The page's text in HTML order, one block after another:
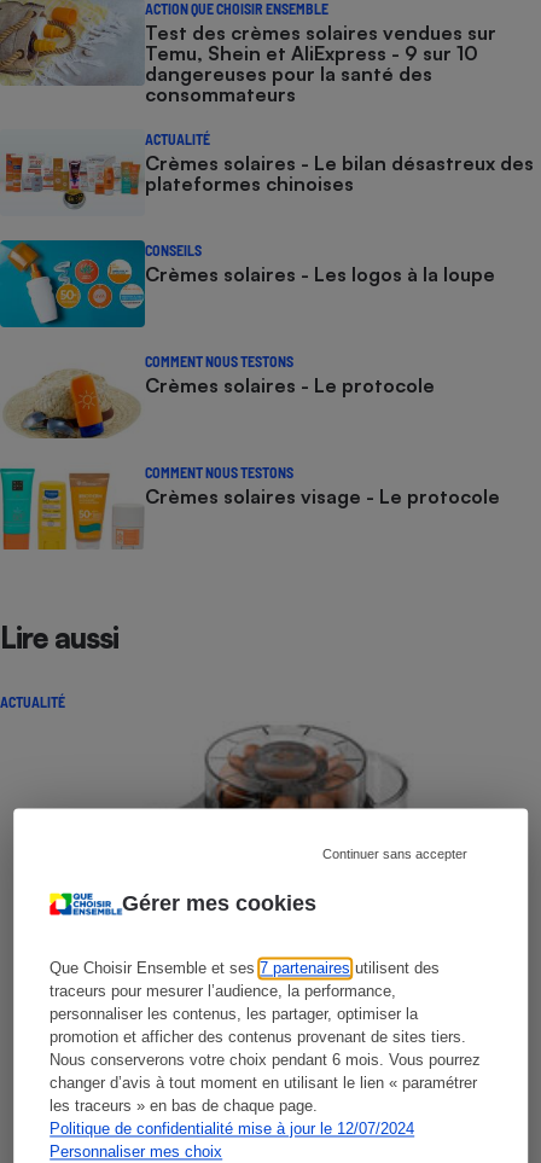
Gérer mes cookies
Que Choisir Ensemble et ses7 partenaires utilisent des
traceurs pour mesurer l’audience, la performance,
personnaliser les contenus, les partager, optimiser la
promotion et afficher des contenus provenant de sites tiers.
Nous conserverons votre choix pendant 6 mois. Vous pourrez
changer d’avis à tout moment en utilisant le lien « paramétrer
les traceurs » en bas de chaque page.
Politique de confidentialité mise à jour le 12/07/2024
Personnaliser mes choix
Continuer sans accepter
ACTION QUE CHOISIR ENSEMBLE
Test des crèmes solaires vendues sur
Temu, Shein et AliExpress - 9 sur 10
dangereuses pour la santé des
consommateurs
ACTUALITÉ
Crèmes solaires - Le bilan désastreux des
plateformes chinoises
CONSEILS
Crèmes solaires - Les logos à la loupe
COMMENT NOUS TESTONS
Crèmes solaires - Le protocole
COMMENT NOUS TESTONS
Crèmes solaires visage - Le protocole
Lire aussi
ACTUALITÉ